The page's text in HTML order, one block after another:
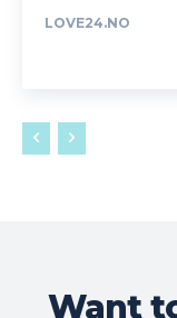
LOVE24.NO
Want